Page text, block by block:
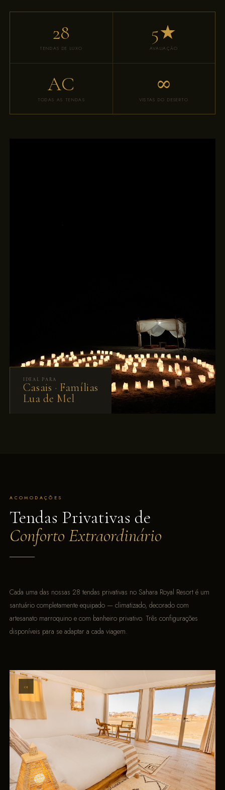
28
TENDAS DE LUXO
5★
AVALIAÇÃO
AC
TODAS AS TENDAS
∞
VISTAS DO DESERTO
IDEAL PARA
Casais · Famílias
Lua de Mel
ACOMODAÇÕES
Tendas Privativas de
Conforto Extraordinário
Cada uma das nossas 28 tendas privativas no Sahara Royal Resort é um
santuário completamente equipado — climatizado, decorado com
artesanato marroquino e com banheiro privativo. Três configurações
disponíveis para se adaptar a cada viagem.
01